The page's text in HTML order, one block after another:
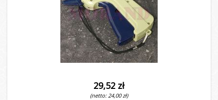
29,52 zł
(netto: 24,00 zł)